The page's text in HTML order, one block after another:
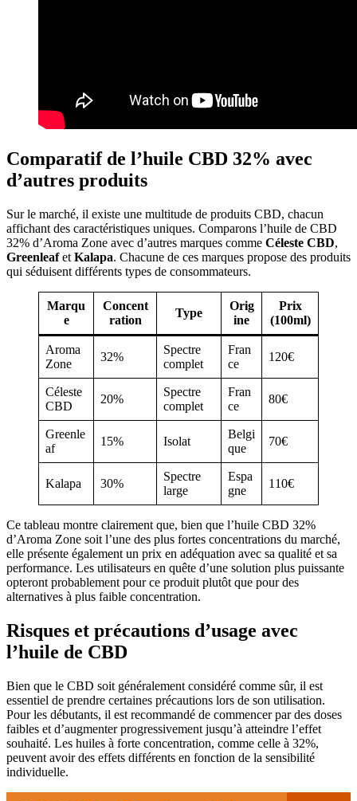
Comparatif de l’huile CBD 32% avec
d’autres produits
Sur le marché, il existe une multitude de produits CBD, chacun
affichant des caractéristiques uniques. Comparons l’huile de CBD
32% d’Aroma Zone avec d’autres marques comme Céleste CBD,
Greenleafet Kalapa. Chacune de ces marques propose des produits
qui séduisent différents types de consommateurs.
Marqu
e
Concent
ration
Type
Orig
ine
Prix
(100ml)
Aroma
Zone
32%
Spectre
complet
Fran
ce
120€
Céleste
CBD
20%
Spectre
complet
Fran
ce
80€
Greenle
af
15% Isolat
Belgi
que
70€
Kalapa 30%
Spectre
large
Espa
gne
110€
Ce tableau montre clairement que, bien que l’huile CBD 32%
d’Aroma Zone soit l’une des plus fortes concentrations du marché,
elle présente également un prix en adéquation avec sa qualité et sa
performance. Les utilisateurs en quête d’une solution plus puissante
opteront probablement pour ce produit plutôt que pour des
alternatives à plus faible concentration.
Risques et précautions d’usage avec
l’huile de CBD
Bien que le CBD soit généralement considéré comme sûr, il est
essentiel de prendre certaines précautions lors de son utilisation.
Pour les débutants, il est recommandé de commencer par des doses
faibles et d’augmenter progressivement jusqu’à atteindre l’effet
souhaité. Les huiles à forte concentration, comme celle à 32%,
peuvent avoir des effets différents en fonction de la sensibilité
individuelle.